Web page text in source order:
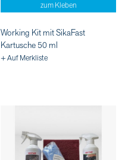
zum Kleben
Working Kit mit SikaFast
Kartusche 50 ml
+ Auf Merkliste